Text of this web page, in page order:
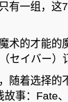
有一组，这
术的才能的
セイバー
随着选择的
故事：Fate